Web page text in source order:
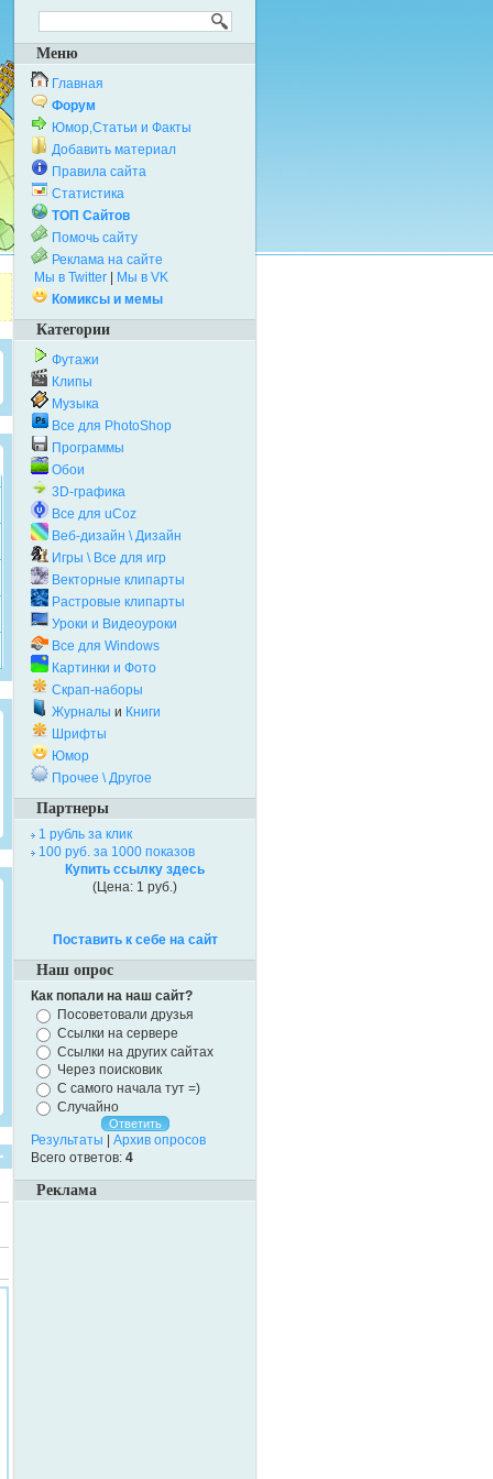
Меню
Главная
Форум
Юмор,Статьи и Факты
Добавить материал
Правила сайта
Статистика
ТОП Сайтов
Помочь сайту
Реклама на сайте
Мы в Twitter
Мы в VK
Комиксы и мемы
Категории
Футажи
Клипы
Музыка
Все для PhotoShop
Программы
Обои
3D-графика
Все для uCoz
Веб-дизайн \ Дизайн
Игры \ Все для игр
Векторные клипарты
Растровые клипарты
Уроки и Видеоуроки
Все для Windows
Картинки и Фото
Скрап-наборы
Журналы и Книги
Шрифты
Юмор
Прочее \ Другое
Партнеры
1 рубль за клик
100 руб. за 1000 показов
Купить ссылку здесь
(Цена: 1 руб.)
Поставить к себе на сайт
Наш опрос
Как попали на наш сайт?
Посоветовали друзья
Ссылки на сервере
Ссылки на других сайтах
Через поисковик
С самого начала тут =)
Случайно
Результаты
Архив опросов
Всего ответов: 4
Реклама